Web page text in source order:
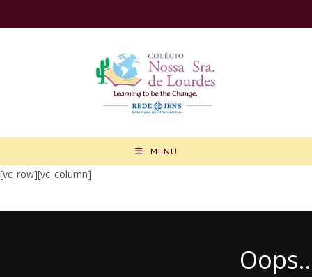
para
MENU
[vc_row][vc_column]